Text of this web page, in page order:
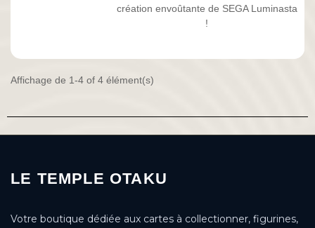
création envoûtante de SEGA Luminasta
!
Affichage de 1-4 of 4 élément(s)
LE TEMPLE OTAKU
Votre boutique dédiée aux cartes à collectionner, figurines,